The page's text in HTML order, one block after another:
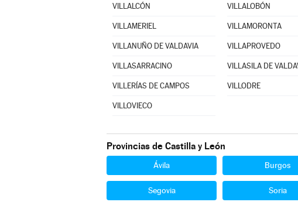
VILLALCÓN VILLALOBÓN
VILLAMERIEL VILLAMORONTA
VILLANUÑO DE VALDAVIA VILLAPROVEDO
VILLASARRACINO VILLASILA DE
VILLERÍAS DE CAMPOS VILLODRE
VILLOVIECO
Provincias de Castilla y León
Ávila Burgos
Segovia Soria